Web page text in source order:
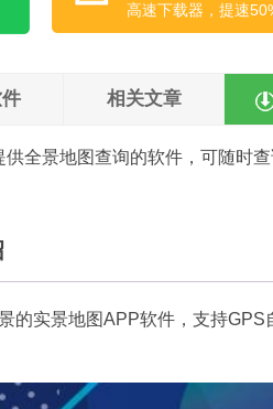
高速下载器，提速
相关文章
供全景地图查询的软件，可随时
的实景地图APP软件，支持